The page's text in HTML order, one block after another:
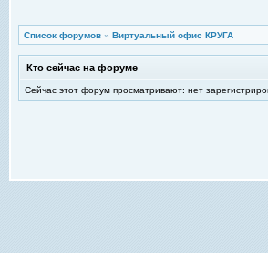
Список форумов » Виртуальный офис КРУГА
Кто сейчас на форуме
Сейчас этот форум просматривают: нет